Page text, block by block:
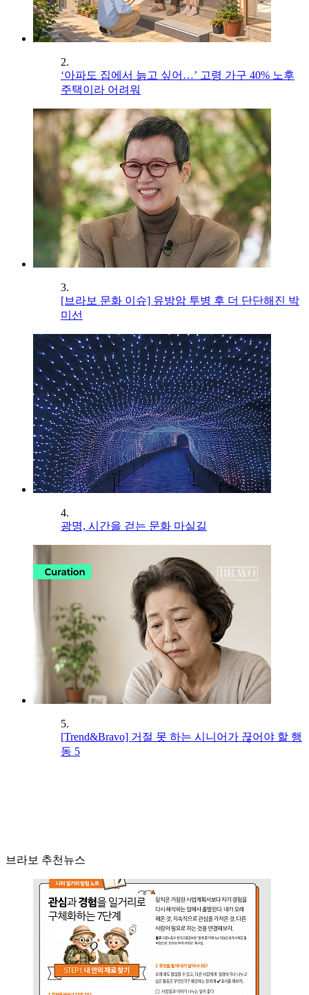
2.
‘아파도 집에서 늙고 싶어…’ 고령 가구 40% 노후
주택이라 어려워
3.
[브라보 문화 이슈] 유방암 투병 후 더 단단해진 박
미선
4.
광명, 시간을 걷는 문화 마실길
5.
[Trend&Bravo] 거절 못 하는 시니어가 끊어야 할 행
동 5
브라보 추천뉴스